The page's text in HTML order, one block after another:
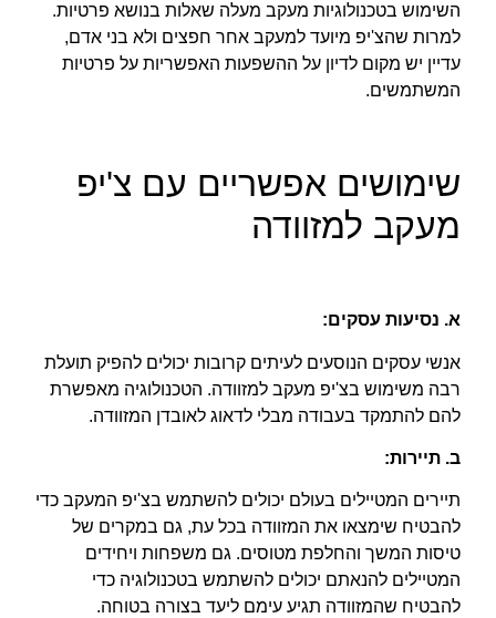
השימוש בטכנולוגיות מעקב מעלה שאלות בנושא פרטיות.
למרות שהצ'יפ מיועד למעקב אחר חפצים ולא בני אדם,
עדיין יש מקום לדיון על ההשפעות האפשריות על פרטיות
המשתמשים.
שימושים אפשריים עם צ'יפ
מעקב למזוודה
א. נסיעות עסקים:
אנשי עסקים הנוסעים לעיתים קרובות יכולים להפיק תועלת
רבה משימוש בצ'יפ מעקב למזוודה. הטכנולוגיה מאפשרת
להם להתמקד בעבודה מבלי לדאוג לאובדן המזוודה.
ב. תיירות:
תיירים המטיילים בעולם יכולים להשתמש בצ'יפ המעקב כדי
להבטיח שימצאו את המזוודה בכל עת, גם במקרים של
טיסות המשך והחלפת מטוסים. גם משפחות ויחידים
המטיילים להנאתם יכולים להשתמש בטכנולוגיה כדי
להבטיח שהמזוודה תגיע עימם ליעד בצורה בטוחה.